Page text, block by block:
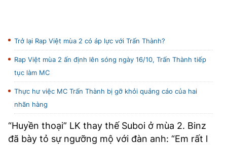
Trở lại Rap Việt mùa 2 có áp lực với Trấn Thành?
Rap Việt mùa 2 ấn định lên sóng ngày 16/10, Trấn Thành tiếp
tục làm MC
Thực hư việc MC Trấn Thành bị gỡ khỏi quảng cáo của hai
nhãn hàng
“Huyền thoại” LK thay thế Suboi ở mùa 2. Binz
đã bày tỏ sự ngưỡng mộ với đàn anh: “Em rất l